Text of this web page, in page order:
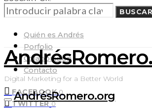
BUSCAR
Quién es Andrés
Porfolio
Colaboración
Contacto
FACEBOOK 0
TWITTER 0
Digital Marketing for a Better World
AndrésRomero.org